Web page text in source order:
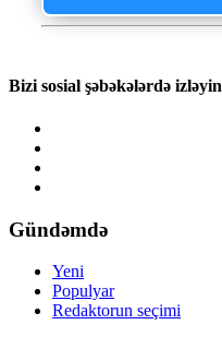
Bizi sosial şəbəkələrdə izləyin
Gündəmdə
Yeni
Populyar
Redaktorun seçimi